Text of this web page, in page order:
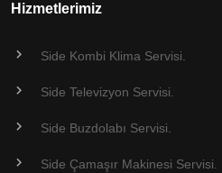
Hizmetlerimiz
Side Kombi Klima Servisi.
Side Televizyon Servisi.
Side Buzdolabı Servisi.
Side Çamaşır Makinesi Servisi.